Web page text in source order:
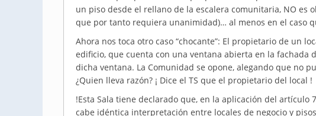
un piso desde el rellano de la escalera comunitaria, NO es
que por tanto requiera unanimidad)… al menos en el caso
Ahora nos toca otro caso “chocante”: El propietario de un
edificio, que cuenta con una ventana abierta en la fachada
dicha ventana. La Comunidad se opone, alegando que no
¿Quien lleva razón? ¡ Dice el TS que el propietario del local !
!Esta Sala tiene declarado que, en la aplicación del artículo
cabe idéntica interpretación entre locales de negocio y